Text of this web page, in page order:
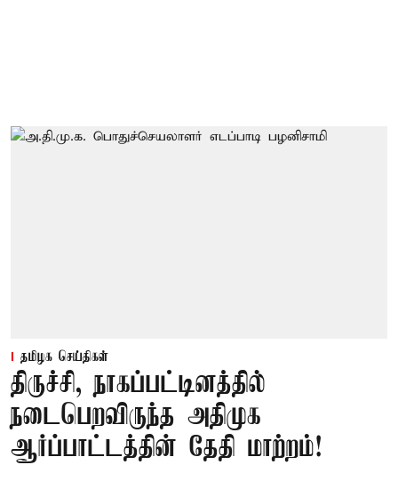
தமிழக செய்திகள்
திருச்சி, நாகப்பட்டினத்தில்
நடைபெறவிருந்த அதிமுக
ஆர்ப்பாட்டத்தின் தேதி மாற்றம்!